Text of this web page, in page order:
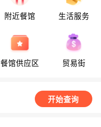
附近餐馆 生活服务
餐馆供应区 贸易街
开始查询